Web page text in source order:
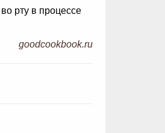
рту в процессе
goodcookbook.ru